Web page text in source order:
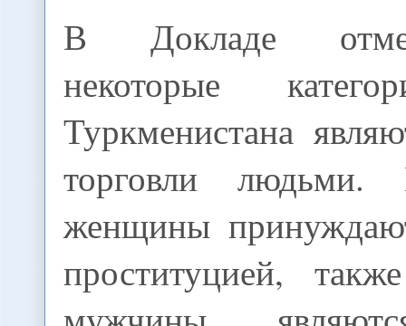
В Докладе
некоторые
Туркменистана
торговли людьми.
женщины
проституцией,